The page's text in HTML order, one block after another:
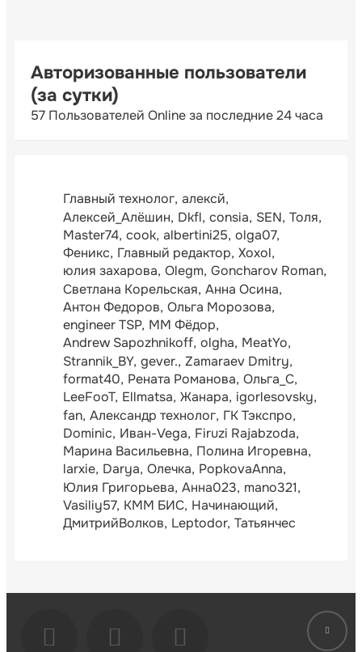
Авторизованные пользователи
(за сутки)
57 Пользователей Online за последние 24 часа
Главный технолог алексй
Алексей_Алёшин Dkfl consia SEN Толя
Master74 cook albertini25 olga07
Феникс Главный редактор Xoxol
юлия захарова Olegm Goncharov Roman
Светлана Корельская Анна Осина
Антон Федоров Ольга Морозова
engineer TSP ММ Фёдор
Andrew Sapozhnikoff olgha MeatYo
Strannik_BY gever. Zamaraev Dmitry
format40 Рената Романова Ольга_С
LeeFooT Ellmatsa Жанара igorlesovsky
fan Александр технолог ГК Тэкспро
Dominic Иван-Vega Firuzi Rajabzoda
Марина Васильевна Полина Игоревна
larxie Darya Олечка PopkovaAnna
Юлия Григорьева Анна023 mano321
Vasiliy57 КММ БИС Начинающий
ДмитрийВолков Leptodor Татьянчес